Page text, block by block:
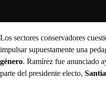
Los sectores conservadores
impulsar supuestamente una
género. Ramírez fue anunciado
parte del presidente electo,